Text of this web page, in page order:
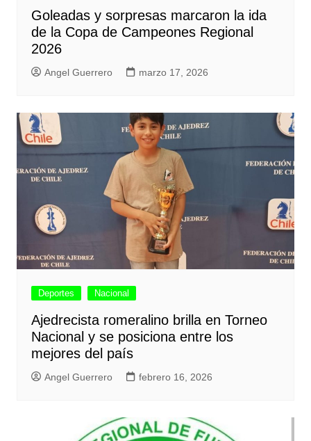
Goleadas y sorpresas marcaron la ida
de la Copa de Campeones Regional
2026
Angel Guerrero marzo 17, 2026
Deportes Nacional
Ajedrecista romeralino brilla en Torneo
Nacional y se posiciona entre los
mejores del país
Angel Guerrero febrero 16, 2026